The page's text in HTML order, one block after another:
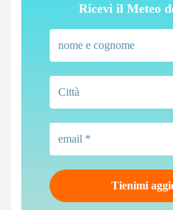
Ricevi il Meteo